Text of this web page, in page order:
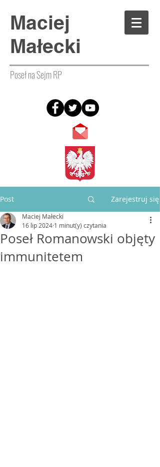
Maciej
Małecki
Poseł na Sejm RP
Post Zarejestruj się
Poseł Romanowski objęty
immunitetem
Maciej Małecki
16 lip 2024 1 minut(y) czytania